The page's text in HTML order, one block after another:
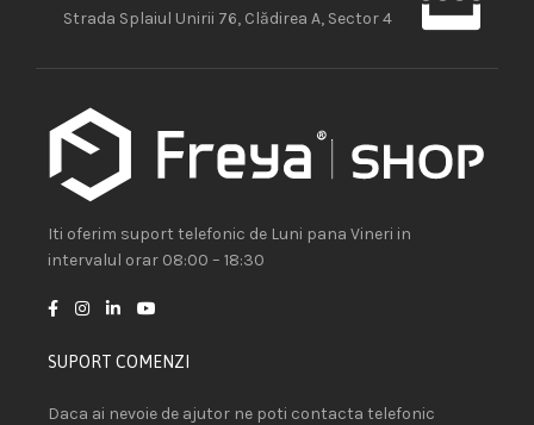
Strada Splaiul Unirii 76, Clădirea A, Sector 4
Iti oferim suport telefonic de Luni pana Vineri in
intervalul orar 08:00 – 18:30
SUPORT COMENZI
Daca ai nevoie de ajutor ne poti contacta telefonic